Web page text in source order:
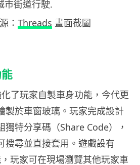
： Threads畫面截圖
了玩家自製車身功能，今代更
製於車窗玻璃。玩家完成設計
獨特分享碼（Share Code），
搜尋並直接套用。遊戲設有
玩家可在現場瀏覽其他玩家車